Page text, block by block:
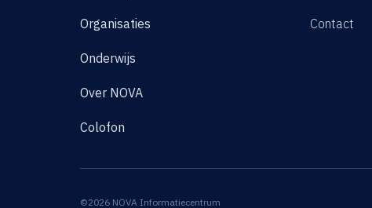
Organisaties
Onderwijs
Over NOVA
Colofon
Contact
©2026 NOVA Informatiecentrum